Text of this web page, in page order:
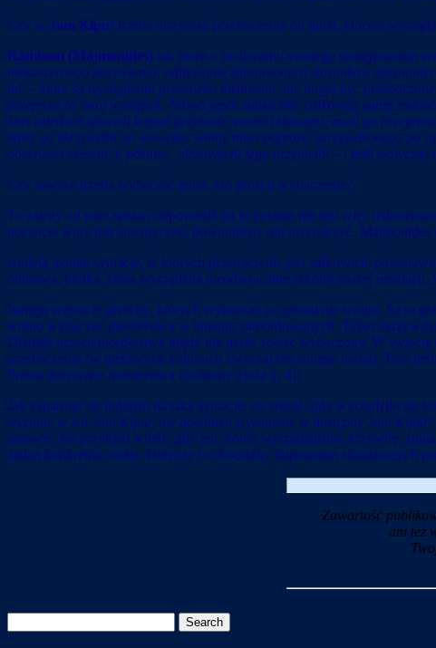
Czy w Jom Kipur trzeba otrzymać przebaczenie od ludzi, którym
Rambam (Majmonides) tak pisze o rozliczaniu swojego postępowania
niekoszernego pożywienia, odbywanie zabronionych stosunków
itd. – które są występkami przeciwko bliźniemu, nie mogą być
przeprosi za swój występek. Nawet jeżeli zapłaciłby całkowitą sumę
ktoś zaledwie sprawił komuś przykrość swoimi słowami, musi go
który go skrzywdził, to wówczas winny musi poprosić skrzywdzonego
obecności sześciu, a później – dziewięciu jego przyjaciół – i jeśli
Czy zawsze trzeba wybaczać temu, kto prosi o wybaczenie?
To zależy od paru spraw, odpowiedź na to pytanie nie jest więc
poczucie winy jest autentyczne, powinniśmy mu przebaczyć.
Istnieją jednak sytuacje, w których przebaczenie jest całkowicie
obmowa, plotka, która wyrządziła nieodwracalne szkody naszej reputacji.
Istnieją wreszcie grzechy, których wybaczać po prostu nie wolno. Są to
wolno wybaczać morderstwa w imieniu zamordowanych. Tylko
Dlatego grzech morderstwa nigdy nie może zostać wybaczony. W
przebaczenie (w niektórych kulturach zwyczaj ten istnieje nadal). Tora
Prawa dotyczące morderstwa i ochrony życia 1, 4).
Jak zapatruje się judaizm na taką sytuację: co zrobić, gdy wyrządziło się
wyznaje w ten Jom Kipur, nie powinien wyznawać w następny Jom Kipur
sprawie. Na przykład wtedy, gdy ten, komu wyrządziliśmy krzywdę,
żadna konkretna osoba. Dotyczy to chociażby kupowania skradzionych
Zawartość
ani też
for: